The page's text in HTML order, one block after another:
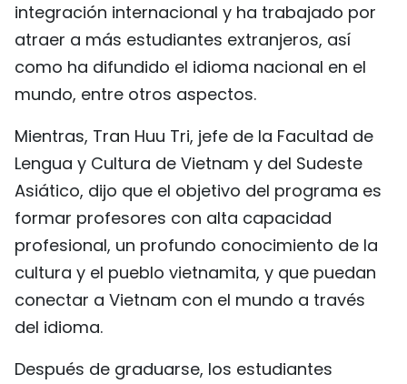
integración internacional y ha trabajado por
atraer a más estudiantes extranjeros, así
como ha difundido el idioma nacional en el
mundo, entre otros aspectos.
Mientras, Tran Huu Tri, jefe de la Facultad de
Lengua y Cultura de Vietnam y del Sudeste
Asiático, dijo que el objetivo del programa es
formar profesores con alta capacidad
profesional, un profundo conocimiento de la
cultura y el pueblo vietnamita, y que puedan
conectar a Vietnam con el mundo a través
del idioma.
Después de graduarse, los estudiantes